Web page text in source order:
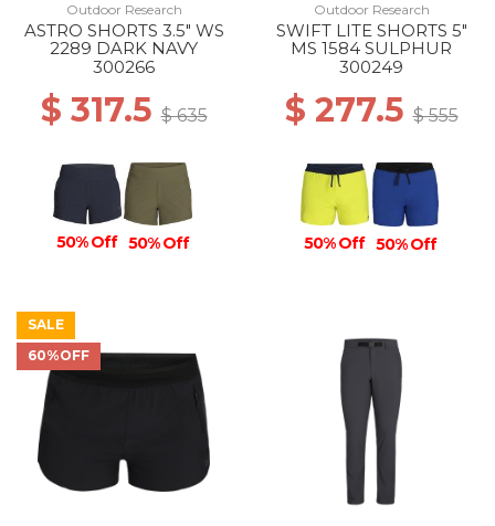
Outdoor Research
ASTRO SHORTS 3.5" WS
2289 DARK NAVY
300266
$ 317.5$ 635
50% Off 50% Off
Outdoor Research
SWIFT LITE SHORTS 5"
MS 1584 SULPHUR
300249
$ 277.5$ 555
50% Off 50% Off
SALE
60%OFF